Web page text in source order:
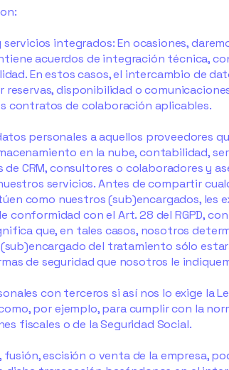
integrados: En ocasiones,
acuerdos de integración técnica,
En estos casos, el intercambio de
disponibilidad o
contratos de colaboración aplicables.
personales a aquellos proveedores
en la nube, contabilidad,
CRM, consultores o colaboradores y
servicios. Antes de compartir
como nuestros (sub)encargados, les
con el Art. 28 del RGPD,
que, en tales casos, nosotros
del tratamiento sólo
de seguridad que nosotros le
con terceros si así nos lo exige la
por ejemplo, para cumplir con la
fiscales o de la Seguridad Social.
escisión o venta de la empresa,